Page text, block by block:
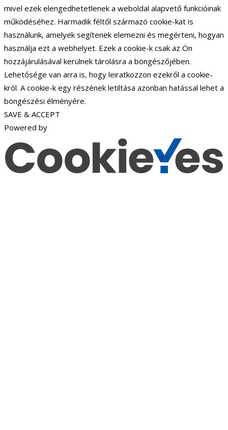
mivel ezek elengedhetetlenek a weboldal alapvető funkcióinak
működéséhez. Harmadik féltől származó cookie-kat is
használunk, amelyek segítenek elemezni és megérteni, hogyan
használja ezt a webhelyet. Ezek a cookie-k csak az Ön
hozzájárulásával kerülnek tárolásra a böngészőjében.
Lehetősége van arra is, hogy leiratkozzon ezekről a cookie-
król. A cookie-k egy részének letiltása azonban hatással lehet a
böngészési élményére.
SAVE & ACCEPT
Powered by